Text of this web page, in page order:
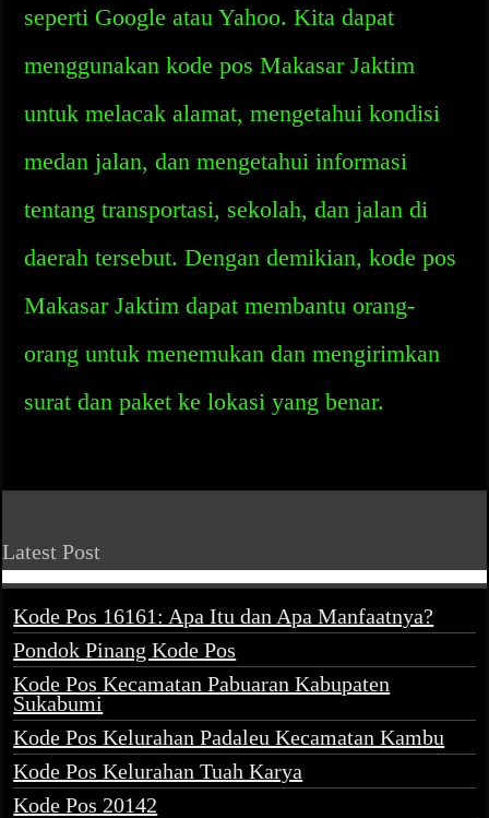
seperti Google atau Yahoo. Kita dapat
menggunakan kode pos Makasar Jaktim
untuk melacak alamat, mengetahui kondisi
medan jalan, dan mengetahui informasi
tentang transportasi, sekolah, dan jalan di
daerah tersebut. Dengan demikian, kode pos
Makasar Jaktim dapat membantu orang-
orang untuk menemukan dan mengirimkan
surat dan paket ke lokasi yang benar.
Latest Post
Kode Pos 16161: Apa Itu dan Apa Manfaatnya?
Pondok Pinang Kode Pos
Kode Pos Kecamatan Pabuaran Kabupaten
Sukabumi
Kode Pos Kelurahan Padaleu Kecamatan Kambu
Kode Pos Kelurahan Tuah Karya
Kode Pos 20142